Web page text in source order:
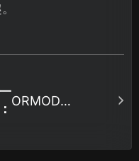
ORMOD
络问题解决方案